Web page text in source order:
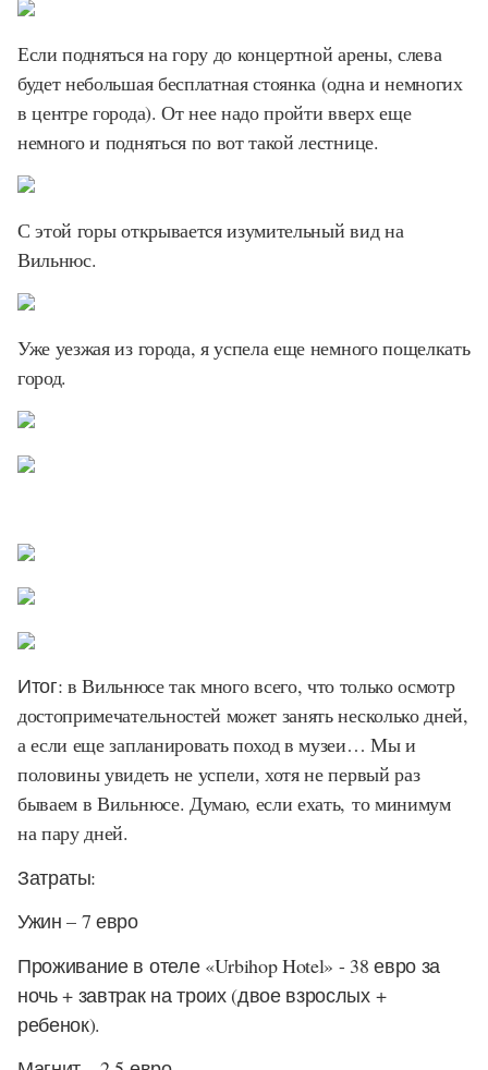
Если подняться на гору до концертной арены, слева
будет небольшая бесплатная стоянка (одна и немногих
в центре города). От нее надо пройти вверх еще
немного и подняться по вот такой лестнице.
С этой горы открывается изумительный вид на
Вильнюс.
Уже уезжая из города, я успела еще немного пощелкать
город.
Итог: в Вильнюсе так много всего, что только осмотр
достопримечательностей может занять несколько дней,
а если еще запланировать поход в музеи… Мы и
половины увидеть не успели, хотя не первый раз
бываем в Вильнюсе. Думаю, если ехать, то минимум
на пару дней.
Затраты:
Ужин – 7 евро
Проживание в отеле «Urbihop Hotel» - 38 евро за
ночь + завтрак на троих (двое взрослых +
ребенок).